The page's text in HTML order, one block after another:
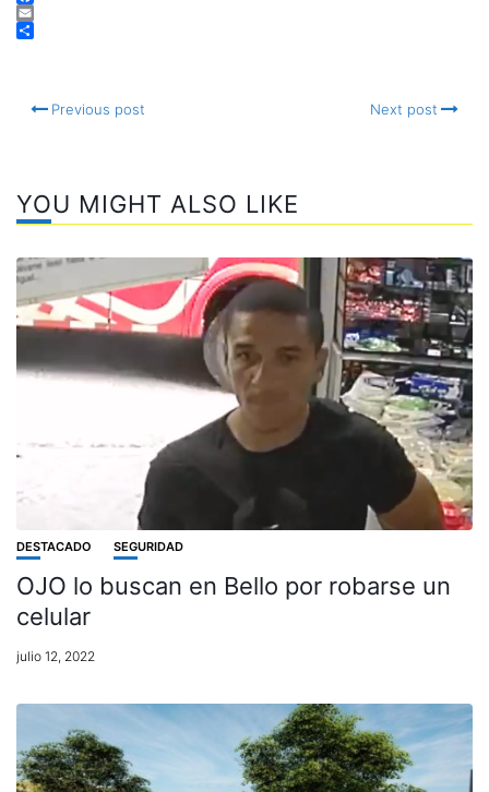
Facebook
Email
Previous post Next post
YOU MIGHT ALSO LIKE
DESTACADO SEGURIDAD
OJO lo buscan en Bello por robarse un
celular
julio 12, 2022